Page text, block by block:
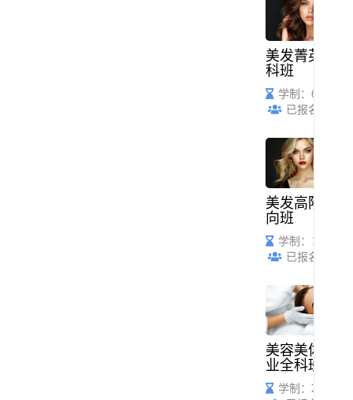
美发菁英全
科班
学制：6个月
已报名：45
美发高阶定
向班
学制：1年
已报名：68
美容美体创
业全科班
学制：2个月